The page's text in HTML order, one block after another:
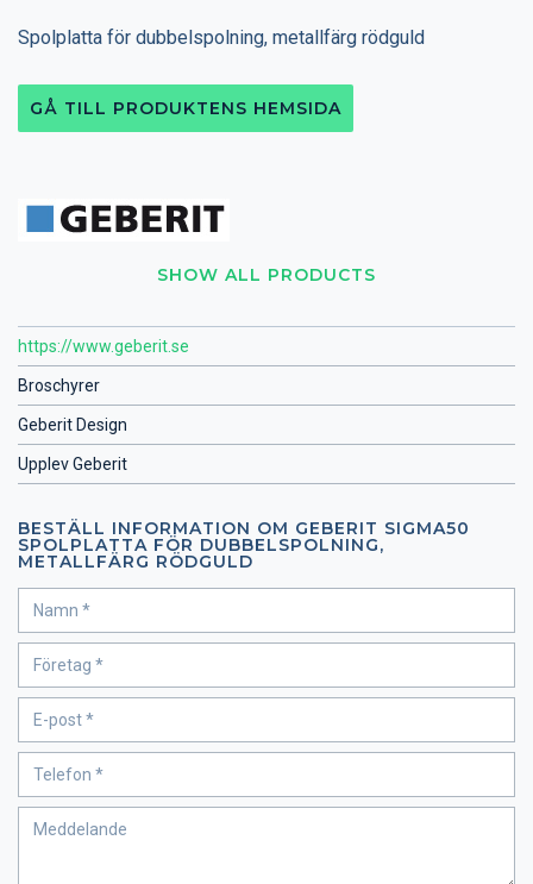
SHOW ALL PRODUCTS
https://www.geberit.se
Broschyrer
Geberit Design
Upplev Geberit
BESTÄLL INFORMATION OM GEBERIT SIGMA50
SPOLPLATTA FÖR DUBBELSPOLNING,
METALLFÄRG RÖDGULD
Spolplatta för dubbelspolning, metallfärg rödguld
GÅ TILL PRODUKTENS HEMSIDA